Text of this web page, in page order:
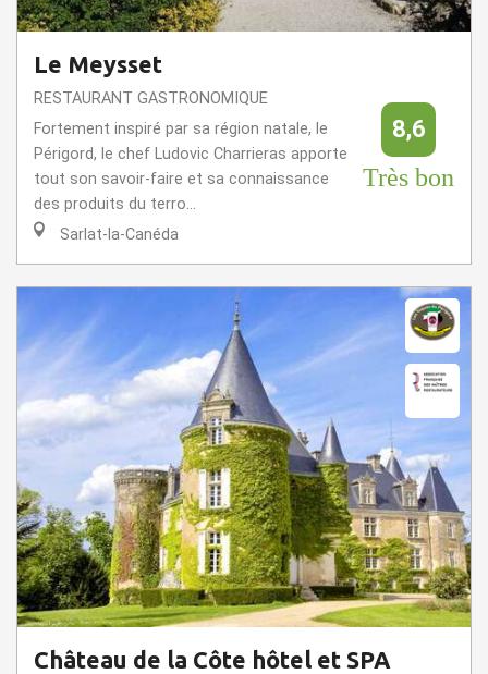
Le Meysset
RESTAURANT GASTRONOMIQUE
Fortement inspiré par sa région natale, le
Périgord, le chef Ludovic Charrieras apporte
tout son savoir-faire et sa connaissance
des produits du terro...
Sarlat-la-Canéda
8,6
Très bon
Château de la Côte hôtel et SPA